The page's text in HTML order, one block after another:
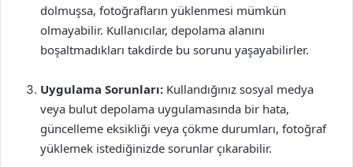
dolmuşsa, fotoğrafların yüklenmesi mümkün
olmayabilir. Kullanıcılar, depolama alanını
boşaltmadıkları takdirde bu sorunu yaşayabilirler.
Uygulama Sorunları: Kullandığınız sosyal medya
veya bulut depolama uygulamasında bir hata,
güncelleme eksikliği veya çökme durumları, fotoğraf
yüklemek istediğinizde sorunlar çıkarabilir.